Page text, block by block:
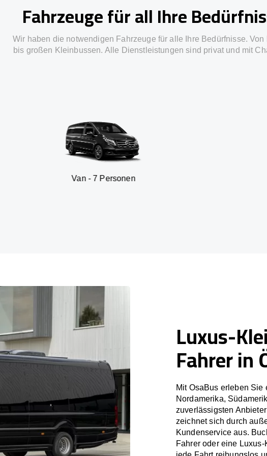
Fahrzeuge für all Ihre
Wir haben die notwendigen Fahrzeuge für alle Ihre Bedürfnisse. Von
bis großen Kleinbussen. Alle Dienstleistungen sind privat und mit
Van - 7 Personen SUV - 3
Luxus-
Fahrer in
Mit OsaBus erleben
Nordamerika,
zuverlässigsten
zeichnet sich durch
Kundenservice aus.
Fahrer oder eine